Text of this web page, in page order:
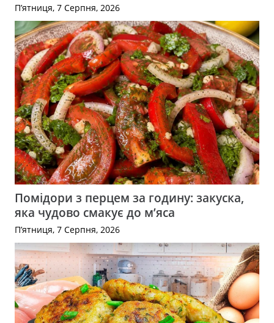
П’ятниця, 7 Серпня, 2026
Помідори з перцем за годину: закуска,
яка чудово смакує до м’яса
П’ятниця, 7 Серпня, 2026